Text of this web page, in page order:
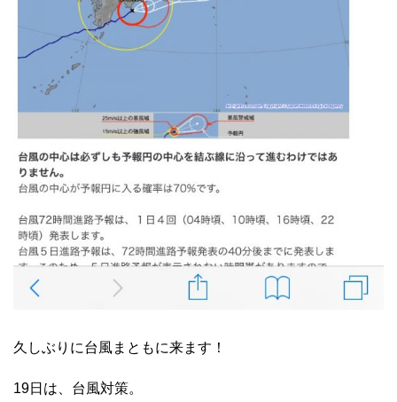
久しぶりに台風まともに来ます！
19日は、台風対策。